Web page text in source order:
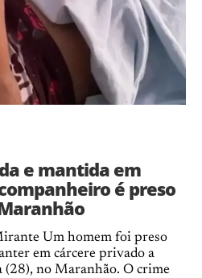
e mantida em
é preso
Um homem foi preso
em cárcere privado a
(28), no Maranhão. O crime